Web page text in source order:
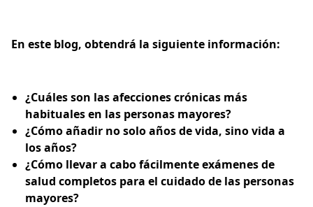
En este blog, obtendrá la siguiente información:
¿Cuáles son las afecciones crónicas más
habituales en las personas mayores?
¿Cómo añadir no solo años de vida, sino vida a
los años?
¿Cómo llevar a cabo fácilmente exámenes de
salud completos para el cuidado de las personas
mayores?